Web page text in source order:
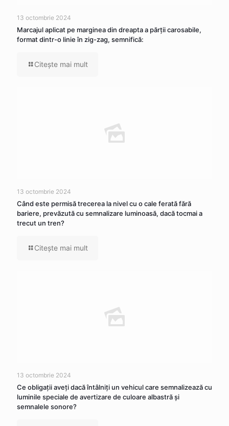
13 octombrie 2024
Marcajul aplicat pe marginea din dreapta a părţii carosabile,
format dintr-o linie în zig-zag, semnifică:
Citeşte mai mult
13 octombrie 2024
Când este permisă trecerea la nivel cu o cale ferată fără
bariere, prevăzută cu semnalizare luminoasă, dacă tocmai a
trecut un tren?
Citeşte mai mult
13 octombrie 2024
Ce obligaţii aveţi dacă întâlniţi un vehicul care semnalizează cu
luminile speciale de avertizare de culoare albastră şi
semnalele sonore?